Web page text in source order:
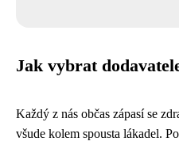
Jak vybrat
Každý z nás občas zápasí se
všude kolem spousta lákadel.